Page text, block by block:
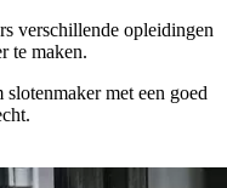
verschillende opleidingen
te maken.
met een goed